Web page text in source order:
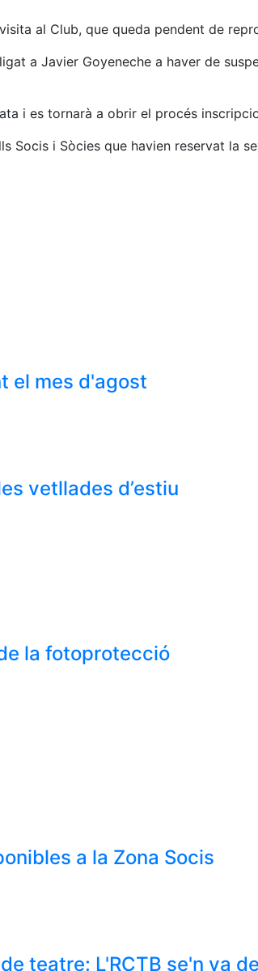
al Club, que queda pendent de
a Javier Goyeneche a haver de
i es tornarà a obrir el procés
Socis i Sòcies que havien reservat la
el mes d'agost
vetllades d’estiu
la fotoprotecció
a la Zona Socis
teatre: L'RCTB se'n va